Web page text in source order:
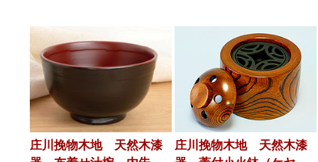
庄川挽物木地 天然木漆
庄川挽物木地 天然木漆